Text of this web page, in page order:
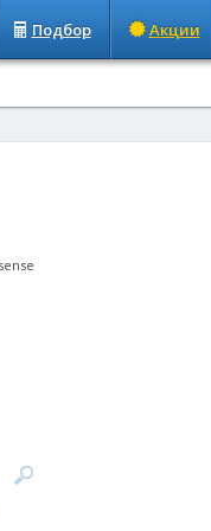
Подбор Акции